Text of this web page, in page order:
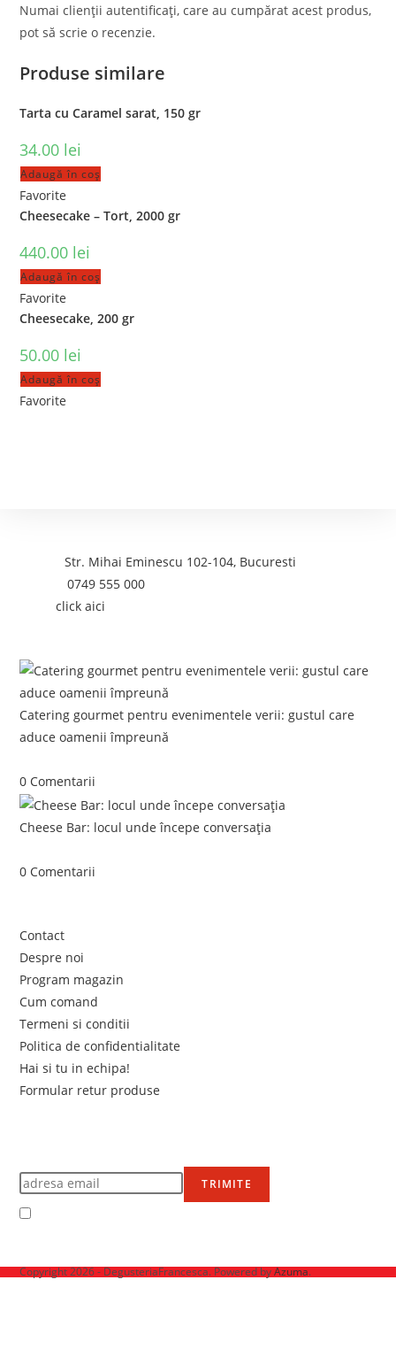
Numai clienții autentificați, care au cumpărat acest produs,
pot să scrie o recenzie.
Produse similare
Tarta cu Caramel sarat, 150 gr
34.00 lei
Adaugă în coș
Favorite
Cheesecake – Tort, 2000 gr
440.00 lei
Adaugă în coș
Favorite
Cheesecake, 200 gr
50.00 lei
Adaugă în coș
Favorite
Adresa:Str. Mihai Eminescu 102-104, Bucuresti
Telefon:0749 555 000
Email:click aici
Catering gourmet pentru evenimentele verii: gustul care
aduce oamenii împreună
0 Comentarii
Cheese Bar: locul unde începe conversația
0 Comentarii
Contact
Despre noi
Program magazin
Cum comand
Termeni si conditii
Politica de confidentialitate
Hai si tu in echipa!
Formular retur produse
TRIMITE
Copyright 2026 - DegusteriaFrancesca. Powered byAzuma.